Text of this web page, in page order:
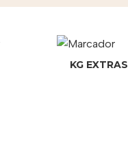
KG EXTRAS